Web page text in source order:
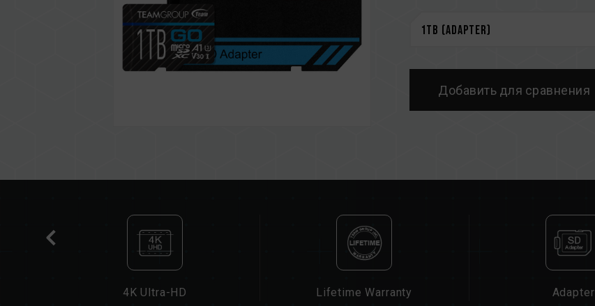
Добавить для сравнения
4K Ultra-HD Lifetime Warranty Adapter